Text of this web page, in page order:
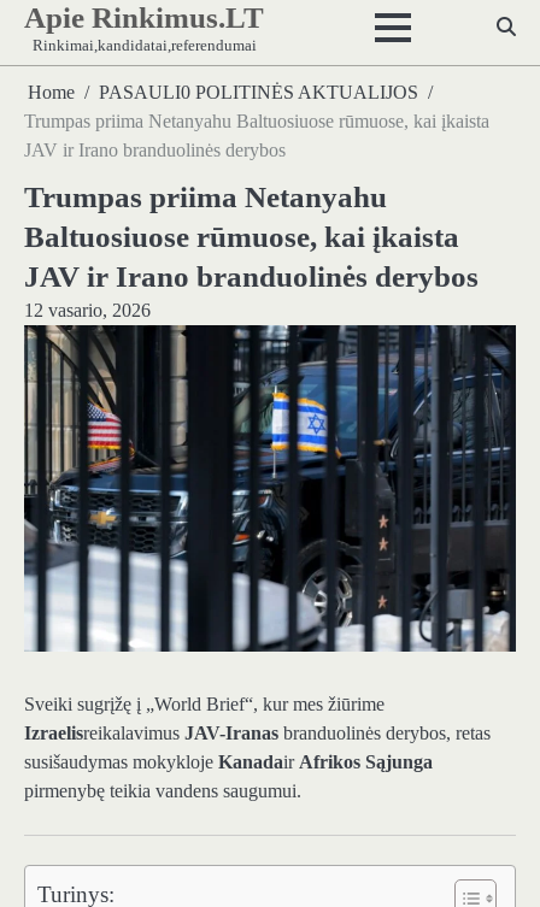
Skip
content
Apie Rinkimus.LT
Rinkimai,kandidatai,referendumai
Home
PASAULI0 POLITINĖS AKTUALIJOS
Trumpas priima Netanyahu Baltuosiuose rūmuose, kai įkaista
JAV ir Irano branduolinės derybos
Trumpas priima Netanyahu
Baltuosiuose rūmuose, kai įkaista
JAV ir Irano branduolinės derybos
12 vasario, 2026
Sveiki sugrįžę į „World Brief“, kur mes žiūrime
Izraelisreikalavimus JAV-Iranas branduolinės derybos, retas
susišaudymas mokykloje Kanadair Afrikos Sąjunga
pirmenybę teikia vandens saugumui.
Turinys: